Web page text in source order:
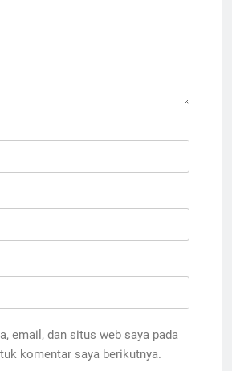
email, dan situs web saya pada
komentar saya berikutnya.